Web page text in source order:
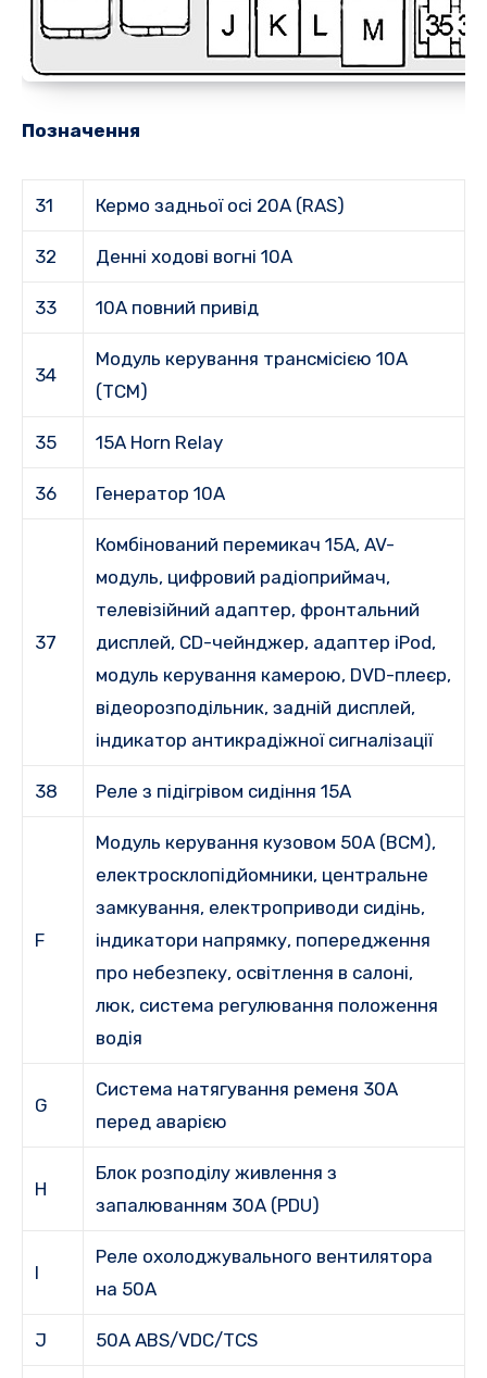
Позначення
31 Кермо задньої осі 20A (RAS)
32 Денні ходові вогні 10A
33 10A повний привід
34
Модуль керування трансмісією 10A
(TCM)
35 15A Horn Relay
36 Генератор 10А
37
Комбінований перемикач 15A, AV-
модуль, цифровий радіоприймач,
телевізійний адаптер, фронтальний
дисплей, CD-чейнджер, адаптер iPod,
модуль керування камерою, DVD-плеєр,
відеорозподільник, задній дисплей,
індикатор антикрадіжної сигналізації
38 Реле з підігрівом сидіння 15A
F
Модуль керування кузовом 50A (BCM),
електросклопідйомники, центральне
замкування, електроприводи сидінь,
індикатори напрямку, попередження
про небезпеку, освітлення в салоні,
люк, система регулювання положення
водія
G
Система натягування ременя 30A
перед аварією
H
Блок розподілу живлення з
запалюванням 30А (PDU)
I
Реле охолоджувального вентилятора
на 50A
J 50A ABS/VDC/TCS